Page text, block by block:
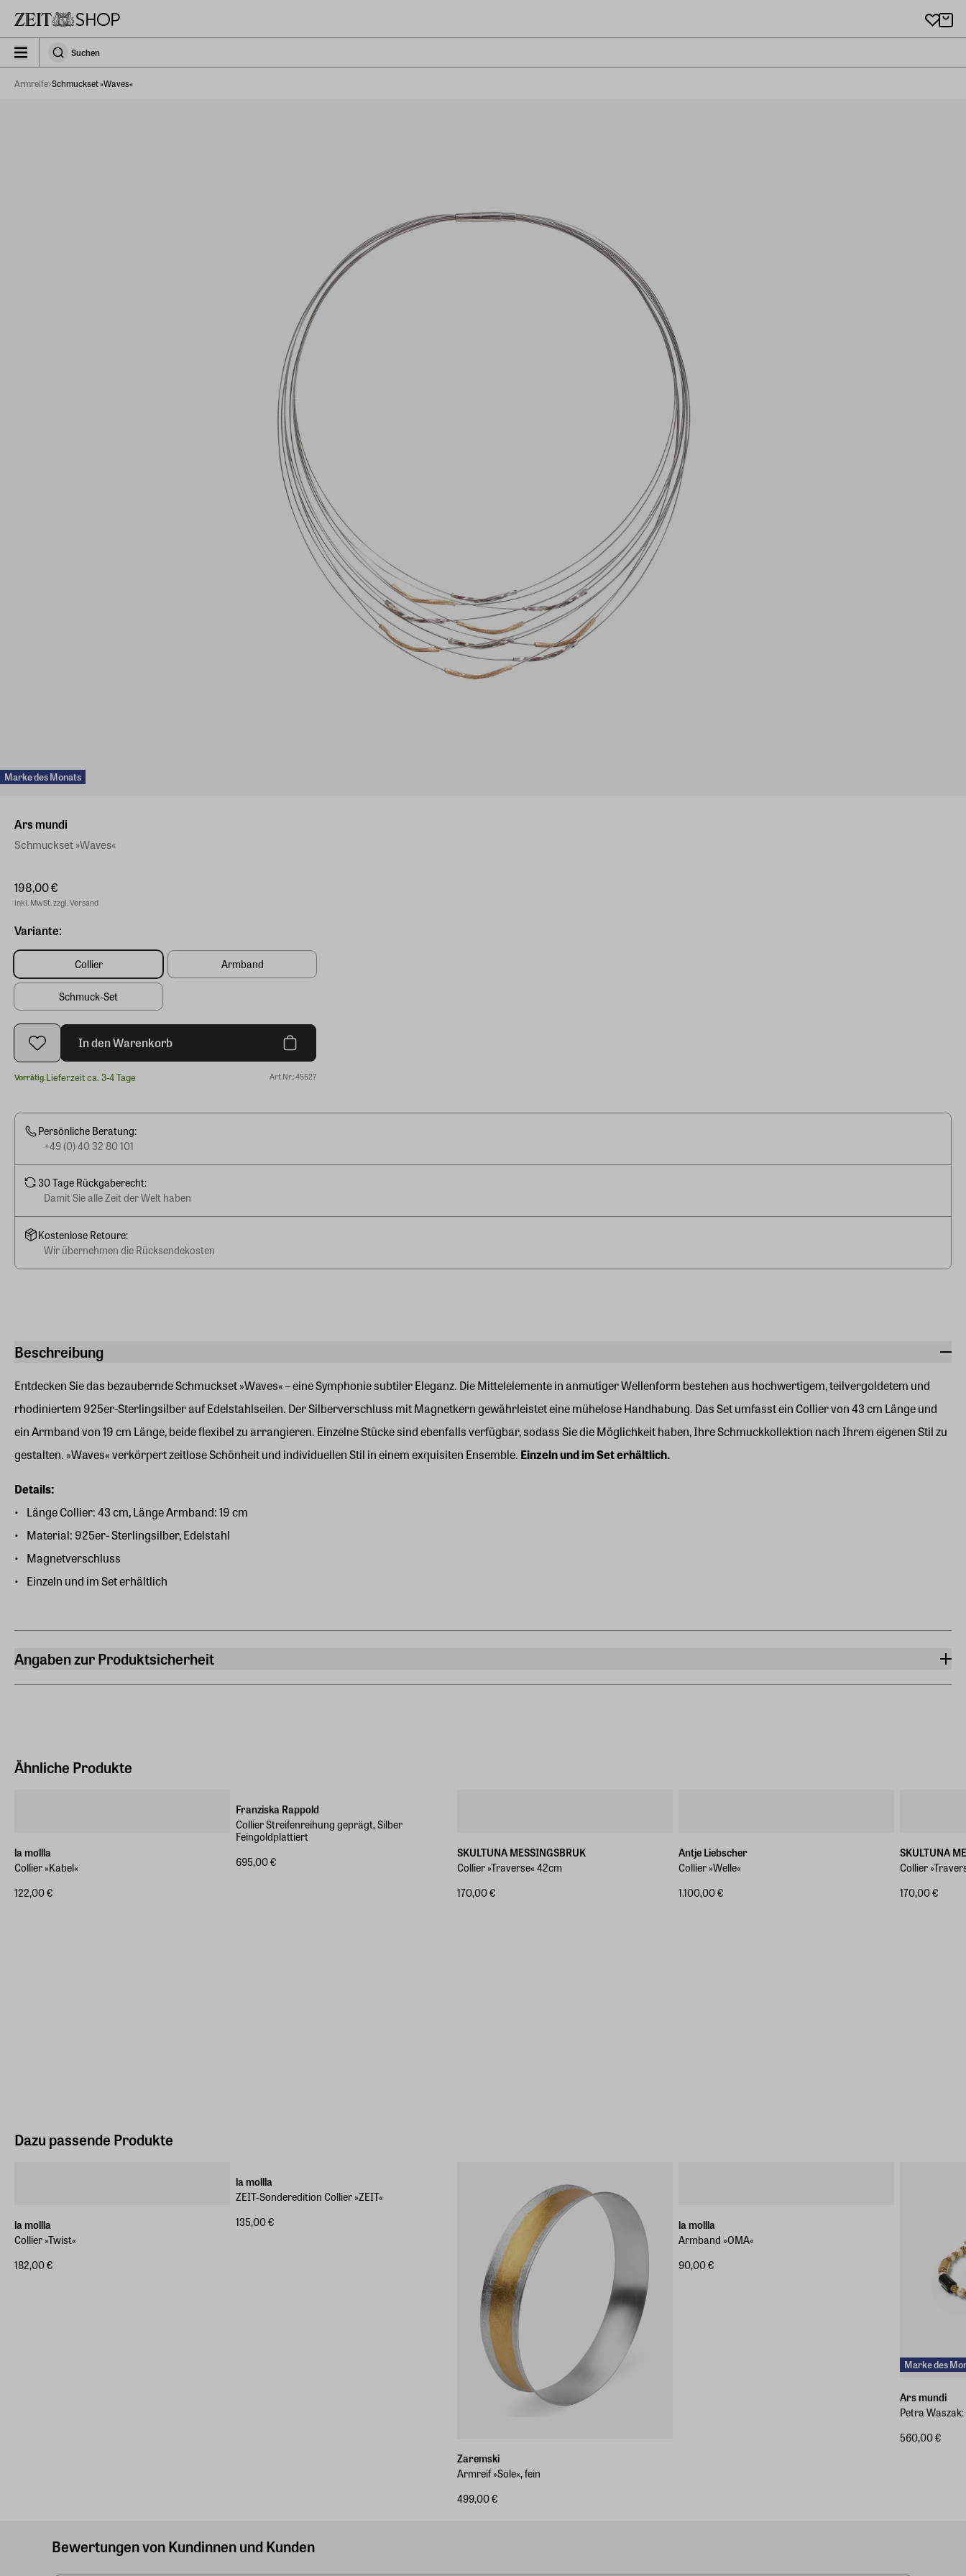
zeit_storefront.components.search.collapsed
SuchenSuchen
Armreife Schmuckset »Waves«
Marke des Monats
Beschreibung
Entdecken Sie das bezaubernde Schmuckset »Waves« – eine Symphonie subtiler Eleganz. Die Mittelelemente in anmutiger Wellenform bestehen aus hochwertigem, teilvergoldetem und
rhodiniertem 925er-Sterlingsilber auf Edelstahlseilen. Der Silberverschluss mit Magnetkern gewährleistet eine mühelose Handhabung. Das Set umfasst ein Collier von 43 cm Länge und
ein Armband von 19 cm Länge, beide flexibel zu arrangieren. Einzelne Stücke sind ebenfalls verfügbar, sodass Sie die Möglichkeit haben, Ihre Schmuckkollektion nach Ihrem eigenen Stil zu
gestalten. »Waves« verkörpert zeitlose Schönheit und individuellen Stil in einem exquisiten Ensemble. Einzeln und im Set erhältlich.
Details:
Länge Collier: 43 cm, Länge Armband: 19 cm
Material: 925er- Sterlingsilber, Edelstahl
Magnetverschluss
Einzeln und im Set erhältlich
Angaben zur Produktsicherheit
Deutschland (EU)
Ars mundi
Schmuckset »Waves«
198,00 €
inkl. MwSt. zzgl. Versand
Variante:
Collier Armband
Schmuck-Set
In den Warenkorb
Vorrätig.Lieferzeit ca. 3-4 Tage Art.Nr.: 45527
Persönliche Beratung:
+49 (0) 40 32 80 101
30 Tage Rückgaberecht:
Damit Sie alle Zeit der Welt haben
Kostenlose Retoure:
Wir übernehmen die Rücksendekosten
Ähnliche Produkte
la mollla
Collier »Kabel«
122,00 €
Franziska Rappold
Collier Streifenreihung geprägt, Silber
Feingoldplattiert
695,00 €
SKULTUNA MESSINGSBRUK
Collier »Traverse« 42cm
170,00 €
Antje Liebscher
Collier »Welle«
1.100,00 €
SKULTUNA
Collier
170,00 €
Dazu passende Produkte
la mollla
Collier »Twist«
182,00 €
la mollla
ZEIT-Sonderedition Collier »ZEIT«
135,00 €
Zaremski
Armreif »Sole«, fein
499,00 €
la mollla
Armband »OMA«
90,00 €
Marke des
Ars mundi
Petra
560,00 €
Bewertungen von Kundinnen und Kunden